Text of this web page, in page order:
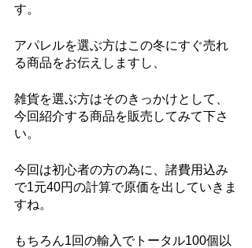
す。
アパレルを選ぶ方はこの冬にすぐ売れ
る商品をお伝えしますし、
雑貨を選ぶ方はそのきっかけとして、
今回紹介する商品を販売してみて下さ
い。
今回は初心者の方の為に、諸費用込み
で1元40円の計算で原価を出していきま
すね。
もちろん1回の輸入でトータル100個以